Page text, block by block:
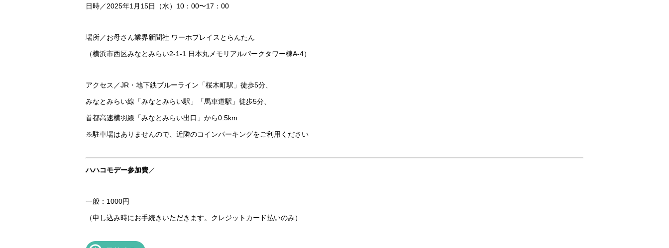
日時／2025年1月15日（水）10：00〜17：00
場所／お母さん業界新聞社 ワーホプレイスとらんたん
（横浜市西区みなとみらい2-1-1 日本丸メモリアルパークタワー棟A-4）
アクセス／JR・地下鉄ブルーライン「桜木町駅」徒歩5分、
みなとみらい線「みなとみらい駅」「馬車道駅」徒歩5分、
首都高速横羽線「みなとみらい出口」から0.5km
※駐車場はありませんので、近隣のコインパーキングをご利用ください
ハハコモデー参加費／
一般：1000円
（申し込み時にお手続きいただきます。クレジットカード払いのみ）